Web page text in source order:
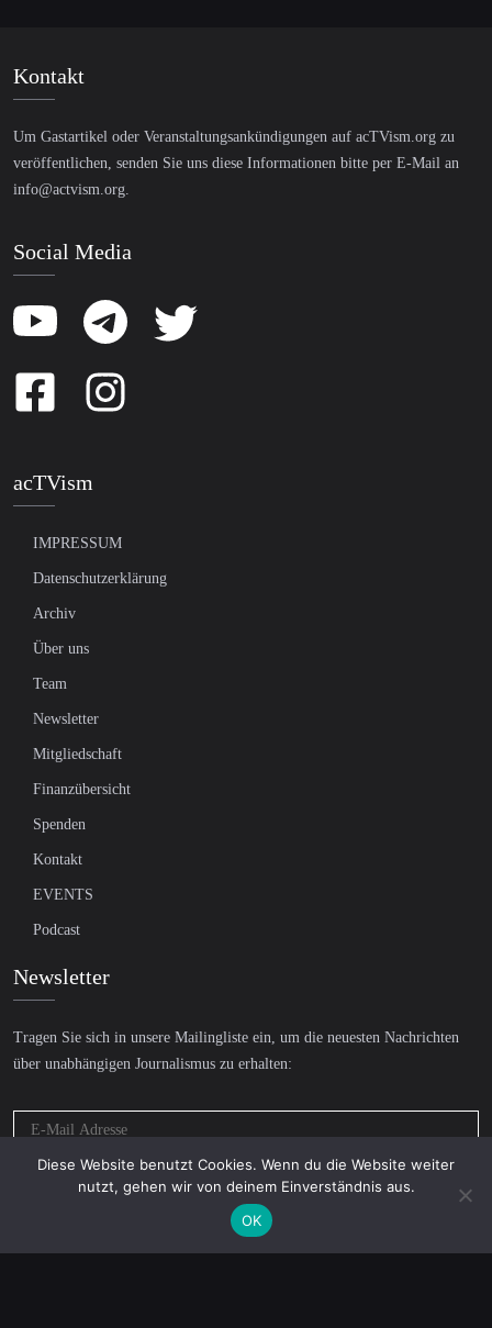
Kontakt
Um Gastartikel oder Veranstaltungsankündigungen auf acTVism.org zu
veröffentlichen, senden Sie uns diese Informationen bitte per E-Mail an
info@actvism.org
Social Media
acTVism
IMPRESSUM
Datenschutzerklärung
Archiv
Über uns
Team
Newsletter
Mitgliedschaft
Finanzübersicht
Spenden
Kontakt
EVENTS
Podcast
Newsletter
Tragen Sie sich in unsere Mailingliste ein, um die neuesten Nachrichten
über unabhängigen Journalismus zu erhalten:
Diese Website benutzt Cookies. Wenn du die Website weiter
nutzt, gehen wir von deinem Einverständnis aus.
OK